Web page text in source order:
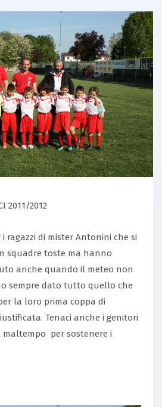
2011/2012
ragazzi di mister Antonini che si
squadre toste ma hanno
anche quando il meteo non
sempre dato tutto quello che
la loro prima coppa di
Tenaci anche i genitori
per sostenere i